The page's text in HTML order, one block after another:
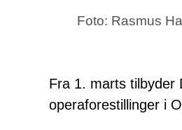
Foto: Rasmus
Fra 1. marts tilbyder
opera­forestillinger i